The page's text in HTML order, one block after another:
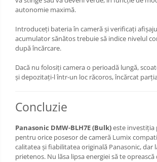
autonomie maximă.
Introduceți bateria în cameră și verificați
acumulator sănătos trebuie să indice nivelul
după încărcare.
Dacă nu folosiți camera o perioadă lungă,
și depozitați-l într-un loc răcoros, încărcat
Concluzie
Panasonic DMW-BLH7E (Bulk)este investiția
pentru orice posesor de cameră Lumix
calitatea și fiabilitatea originală Panasonic, dar
prietenos. Nu lăsa lipsa energiei să te oprească